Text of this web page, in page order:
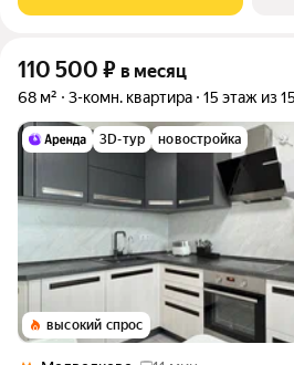
110 500 ₽ в месяц
68 м² 3-комн. квартира 15 этаж из 15
3D-тур новостройка
высокий спрос